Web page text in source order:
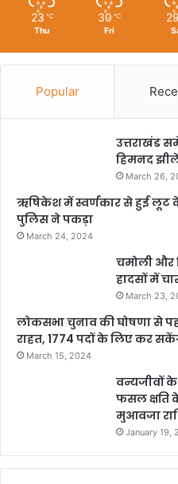
23 ℃
Thu
30 ℃
Fri
29
Popular
उत्तराखंड
हिमनद
March 26,
ऋषिकेश में स्वर्णकार से हुई लूट
पुलिस ने पकड़ा
March 24, 2024
चमोली और
हादसों में
March 23,
लोकसभा चुनाव की घोषणा से
राहत, 1774 पदों के लिए कर
March 15, 2024
वन्यजीवों
फसल क्षति
मुआवजा
January 19,